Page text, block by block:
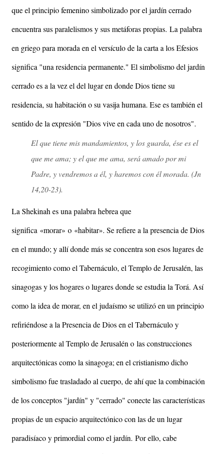
que el principio femenino simbolizado por el jardín cerrado
encuentra sus paralelismos y sus metáforas propias. La palabra
en griego para morada en el versículo de la carta a los Efesios
significa "una residencia permanente." El simbolismo del jardín
cerrado es a la vez el del lugar en donde Dios tiene su
residencia, su habitación o su vasija humana. Ese es también el
sentido de la expresión "Dios vive en cada uno de nosotros".
El que tiene mis mandamientos, y los guarda, ése es el
que me ama; y el que me ama, será amado por mi
Padre, y vendremos a él, y haremos con él morada. (Jn
14,20-23).
La Shekinah es una palabra hebrea que
significa «morar» o «habitar». Se refiere a la presencia de Dios
en el mundo; y allí donde más se concentra son esos lugares de
recogimiento como el Tabernáculo, el Templo de Jerusalén, las
sinagogas y los hogares o lugares donde se estudia la Torá. Así
como la idea de morar, en el judaísmo se utilizó en un principio
refiriéndose a la Presencia de Dios en el Tabernáculo y
posteriormente al Templo de Jerusalén o las construcciones
arquitectónicas como la sinagoga; en el cristianismo dicho
simbolismo fue trasladado al cuerpo, de ahí que la combinación
de los conceptos "jardín" y "cerrado" conecte las características
propias de un espacio arquitectónico con las de un lugar
paradisíaco y primordial como el jardín. Por ello, cabe